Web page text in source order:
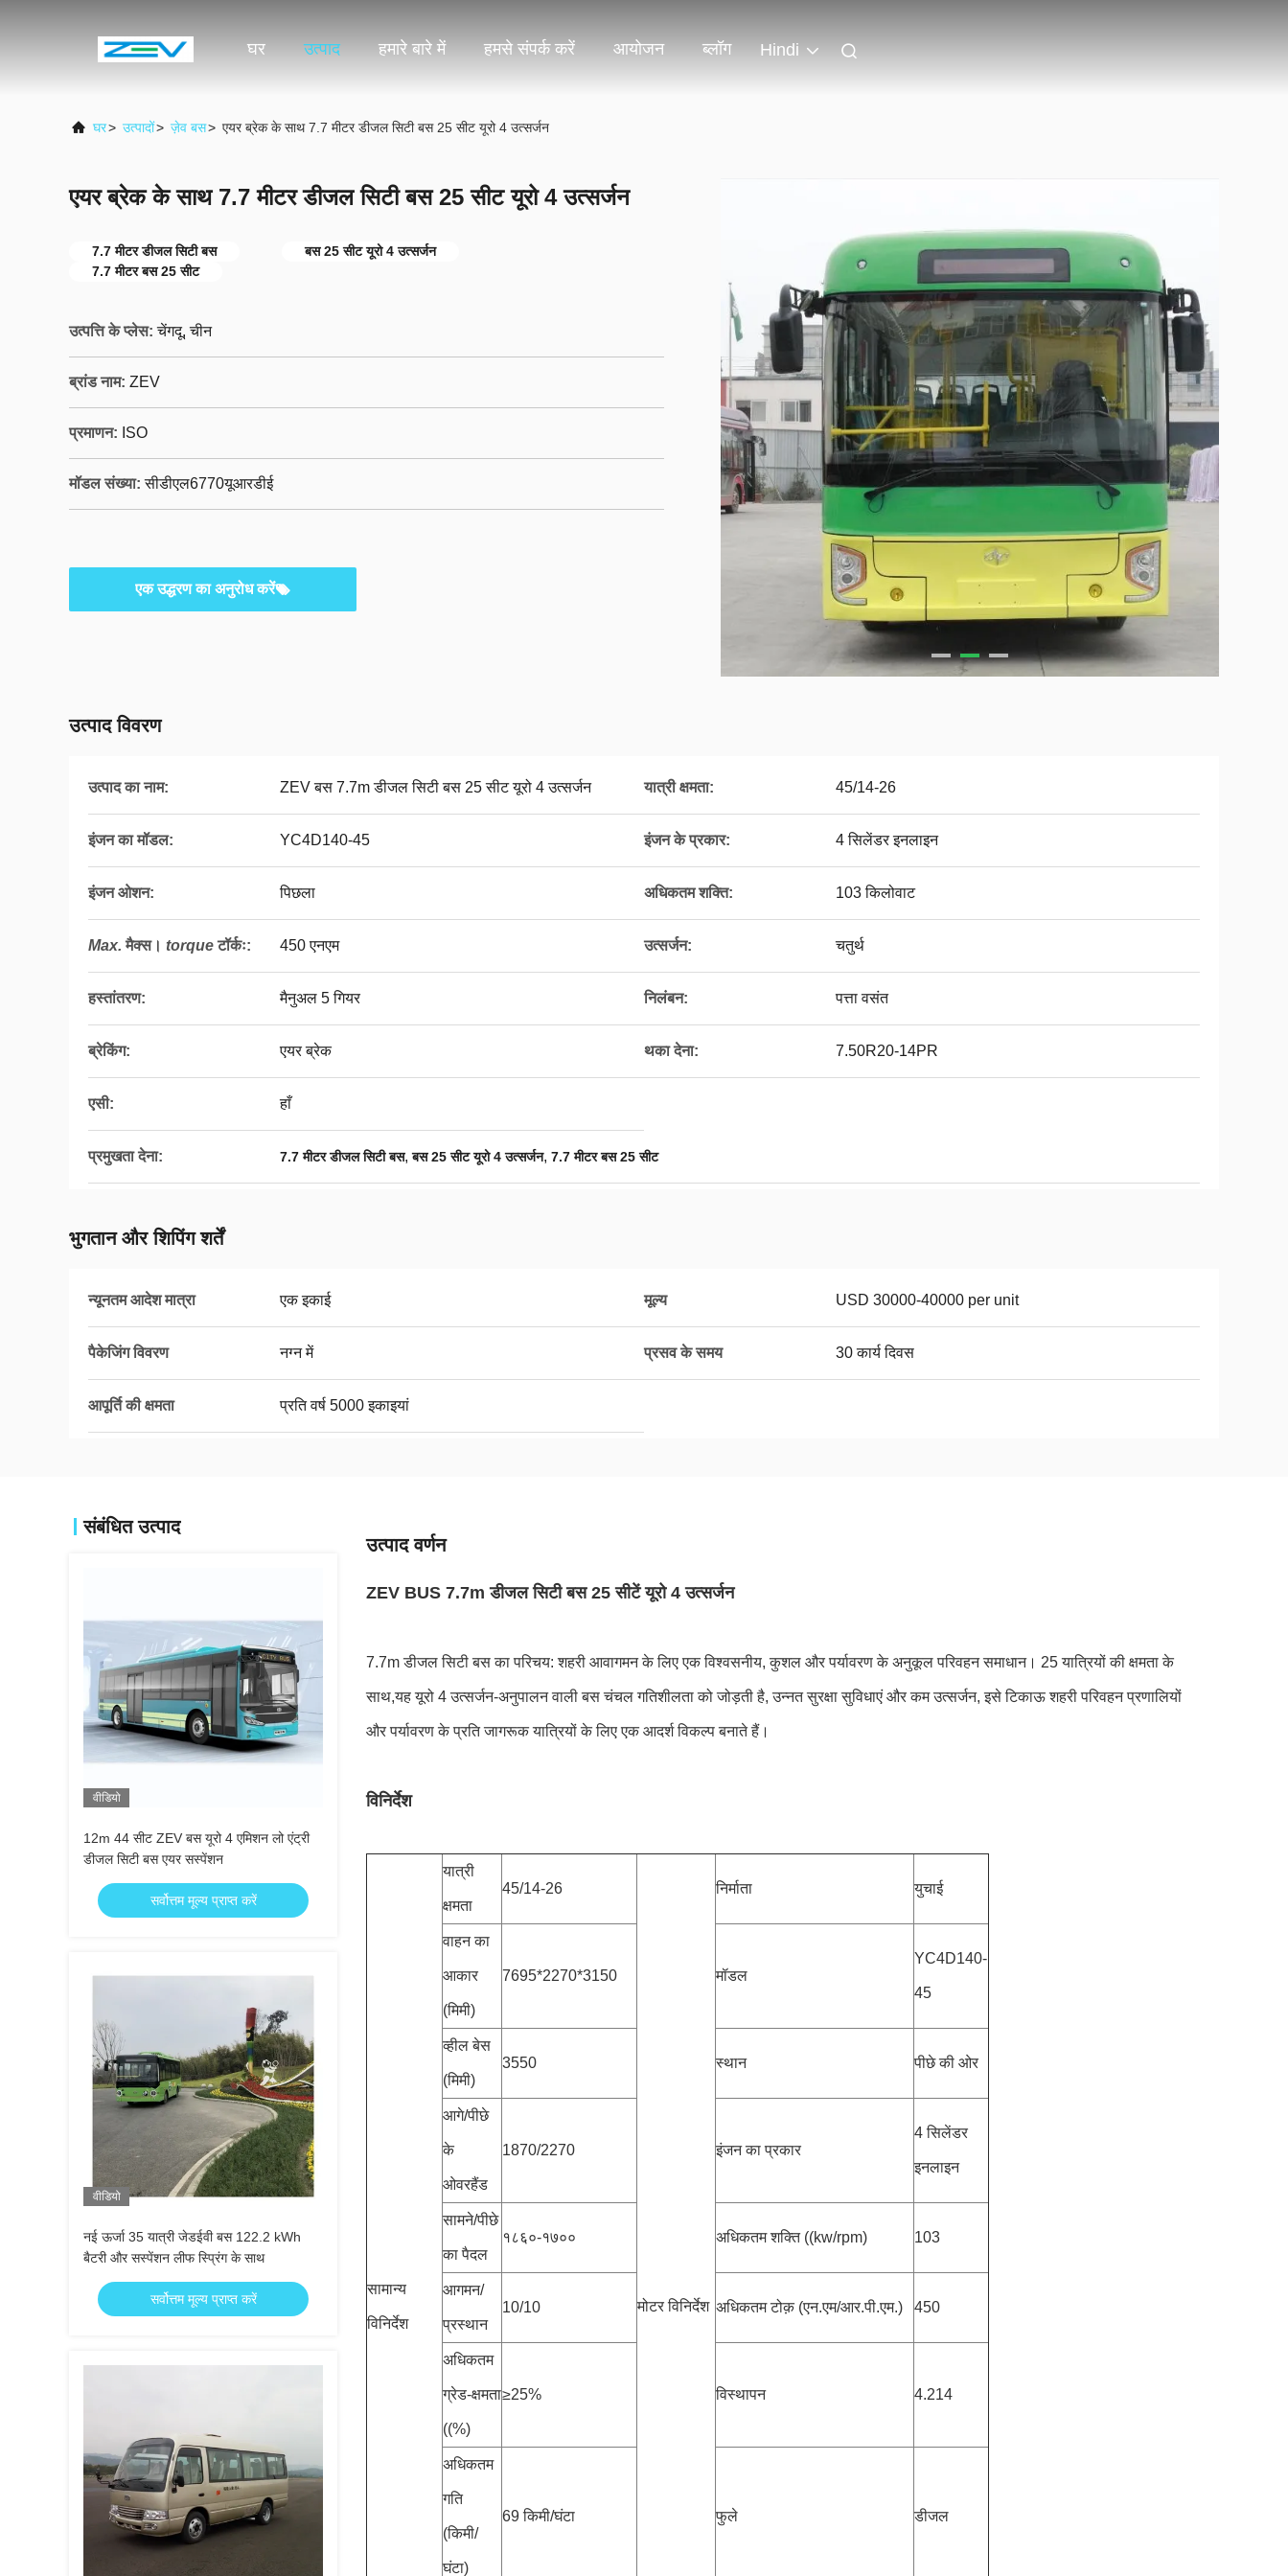
घर उत्पाद हमारे बारे में हमसे संपर्क करें आयोजन ब्लॉग Hindi
घर> उत्पादों> ज़ेव बस> एयर ब्रेक के साथ 7.7 मीटर डीजल सिटी बस 25 सीट यूरो 4 उत्सर्जन
एयर ब्रेक के साथ 7.7 मीटर डीजल सिटी बस 25 सीट यूरो 4 उत्सर्जन
7.7 मीटर डीजल सिटी बस
बस 25 सीट यूरो 4 उत्सर्जन
7.7 मीटर बस 25 सीट
उत्पत्ति के प्लेस: चेंगदू, चीन
ब्रांड नाम: ZEV
प्रमाणन: ISO
मॉडल संख्या: सीडीएल6770यूआरडीई
एक उद्धरण का अनुरोध करें
उत्पाद विवरण
उत्पाद का नाम: ZEV बस 7.7m डीजल सिटी बस 25 सीट यूरो 4 उत्सर्जन यात्री क्षमता: 45/14-26
इंजन का मॉडल: YC4D140-45 इंजन के प्रकार: 4 सिलेंडर इनलाइन
इंजन ओशन: पिछला अधिकतम शक्ति: 103 किलोवाट
Max. मैक्स। torque टॉर्कः: 450 एनएम उत्सर्जन: चतुर्थ
हस्तांतरण: मैनुअल 5 गियर निलंबन: पत्ता वसंत
ब्रेकिंग: एयर ब्रेक थका देना: 7.50R20-14PR
एसी: हाँ
प्रमुखता देना: 7.7 मीटर डीजल सिटी बस,बस 25 सीट यूरो 4 उत्सर्जन, 7.7 मीटर बस 25 सीट
भुगतान और शिपिंग शर्तें
न्यूनतम आदेश मात्रा एक इकाई मूल्य USD 30000-40000 per unit
पैकेजिंग विवरण नग्न में प्रसव के समय 30 कार्य दिवस
आपूर्ति की क्षमता प्रति वर्ष 5000 इकाइयां
संबंधित उत्पाद
वीडियो
12m 44 सीट ZEV बस यूरो 4 एमिशन लो एंट्री
डीजल सिटी बस एयर सस्पेंशन
सर्वोत्तम मूल्य प्राप्त करें
वीडियो
नई ऊर्जा 35 यात्री जेडईवी बस 122.2 kWh
बैटरी और सस्पेंशन लीफ स्प्रिंग के साथ
सर्वोत्तम मूल्य प्राप्त करें
उत्पाद वर्णन
ZEV BUS 7.7m डीजल सिटी बस 25 सीटें यूरो 4 उत्सर्जन
7.7m डीजल सिटी बस का परिचय: शहरी आवागमन के लिए एक विश्वसनीय, कुशल और पर्यावरण के अनुकूल परिवहन समाधान। 25 यात्रियों की क्षमता के
साथ,यह यूरो 4 उत्सर्जन-अनुपालन वाली बस चंचल गतिशीलता को जोड़ती है, उन्नत सुरक्षा सुविधाएं और कम उत्सर्जन, इसे टिकाऊ शहरी परिवहन प्रणालियों
और पर्यावरण के प्रति जागरूक यात्रियों के लिए एक आदर्श विकल्प बनाते हैं।
विनिर्देश
सामान्य
विनिर्देश
यात्री
क्षमता
45/14-26
मोटर विनिर्देश
निर्माता युचाई
वाहन का
आकार
(मिमी)
7695*2270*3150 मॉडल
YC4D140-
45
व्हील बेस
(मिमी)
3550 स्थान पीछे की ओर
आगे/पीछे
के
ओवरहैंड
1870/2270 इंजन का प्रकार
4 सिलेंडर
इनलाइन
सामने/पीछे
का पैदल
१८६०-१७०० अधिकतम शक्ति ((kw/rpm) 103
आगमन/
प्रस्थान
10/10 अधिकतम टोक़ (एन.एम/आर.पी.एम.) 450
अधिकतम
ग्रेड-क्षमता
((%)
≥25% विस्थापन 4.214
अधिकतम
गति
(किमी/
घंटा)
69 किमी/घंटा फुले डीजल